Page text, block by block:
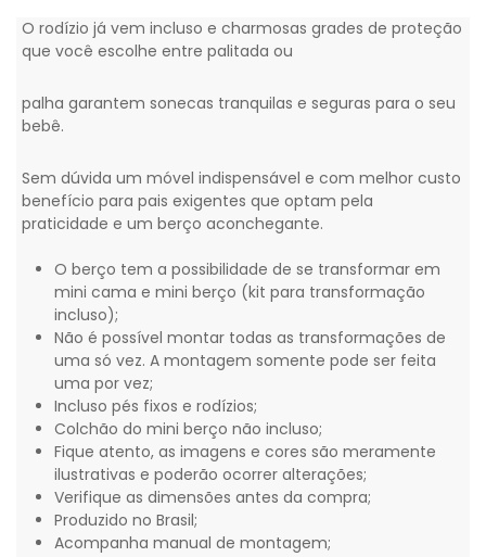
O rodízio já vem incluso e charmosas grades de proteção
que você escolhe entre palitada ou
palha garantem sonecas tranquilas e seguras para o seu
bebê.
Sem dúvida um móvel indispensável e com melhor custo
benefício para pais exigentes que optam pela
praticidade e um berço aconchegante.
O berço tem a possibilidade de se transformar em
mini cama e mini berço (kit para transformação
incluso);
Não é possível montar todas as transformações de
uma só vez. A montagem somente pode ser feita
uma por vez;
Incluso pés fixos e rodízios;
Colchão do mini berço não incluso;
Fique atento, as imagens e cores são meramente
ilustrativas e poderão ocorrer alterações;
Verifique as dimensões antes da compra;
Produzido no Brasil;
Acompanha manual de montagem;